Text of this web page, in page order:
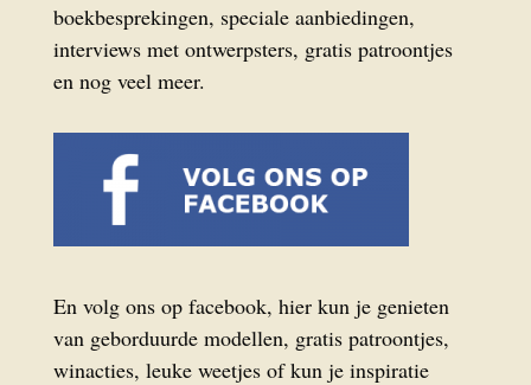
boekbesprekingen, speciale aanbiedingen,
interviews met ontwerpsters, gratis patroontjes
en nog veel meer.
En volg ons op facebook, hier kun je genieten
van geborduurde modellen, gratis patroontjes,
winacties, leuke weetjes of kun je inspiratie